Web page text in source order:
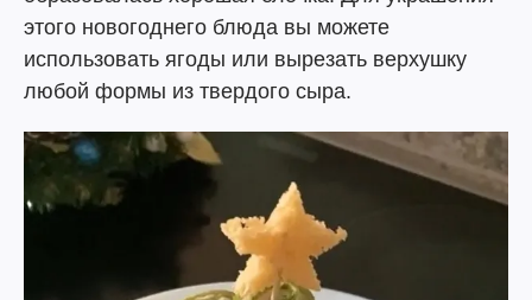
этого новогоднего блюда вы можете
использовать ягоды или вырезать верхушку
любой формы из твердого сыра.